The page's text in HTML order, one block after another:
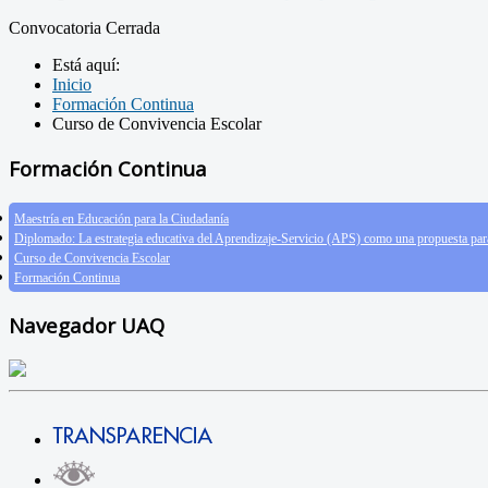
Convocatoria Cerrada
Está aquí:
Inicio
Formación Continua
Curso de Convivencia Escolar
Formación Continua
Maestría en Educación para la Ciudadanía
Diplomado: La estrategia educativa del Aprendizaje-Servicio (APS) como una propuesta
Curso de Convivencia Escolar
Formación Continua
Navegador UAQ